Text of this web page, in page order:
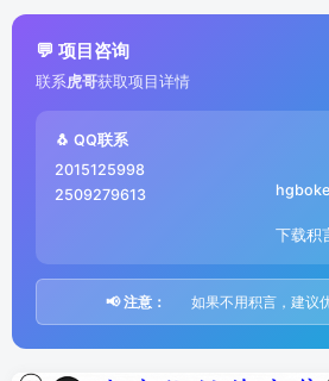
💬 项目咨询
联系虎哥获取项目详情
🐧 QQ联系
2015125998
2509279613
💚
下载积
📢 注意： 如果不用积言，建议